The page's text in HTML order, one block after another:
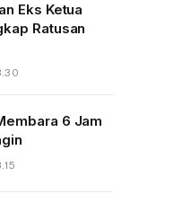
Eks Ketua
Ratusan
6 Jam